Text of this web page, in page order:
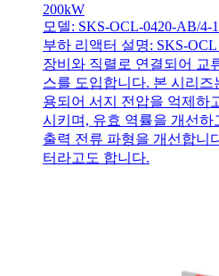
200kW
모델: SKS-OCL-0420-AB/4-1
부하 리액터 설명: SKS-
장비와 직렬로 연결되어 교
스를 도입합니다. 본 시리
용되어 서지 전압을 억제하
시키며, 유효 역률을 개선
출력 전류 파형을 개선합니
터라고도 합니다.